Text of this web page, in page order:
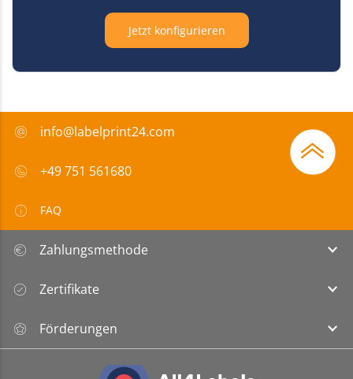
Jetzt konfigurieren
info@labelprint24.com
+49 751 561680
FAQ
Zahlungsmethode
Zertifikate
Förderungen